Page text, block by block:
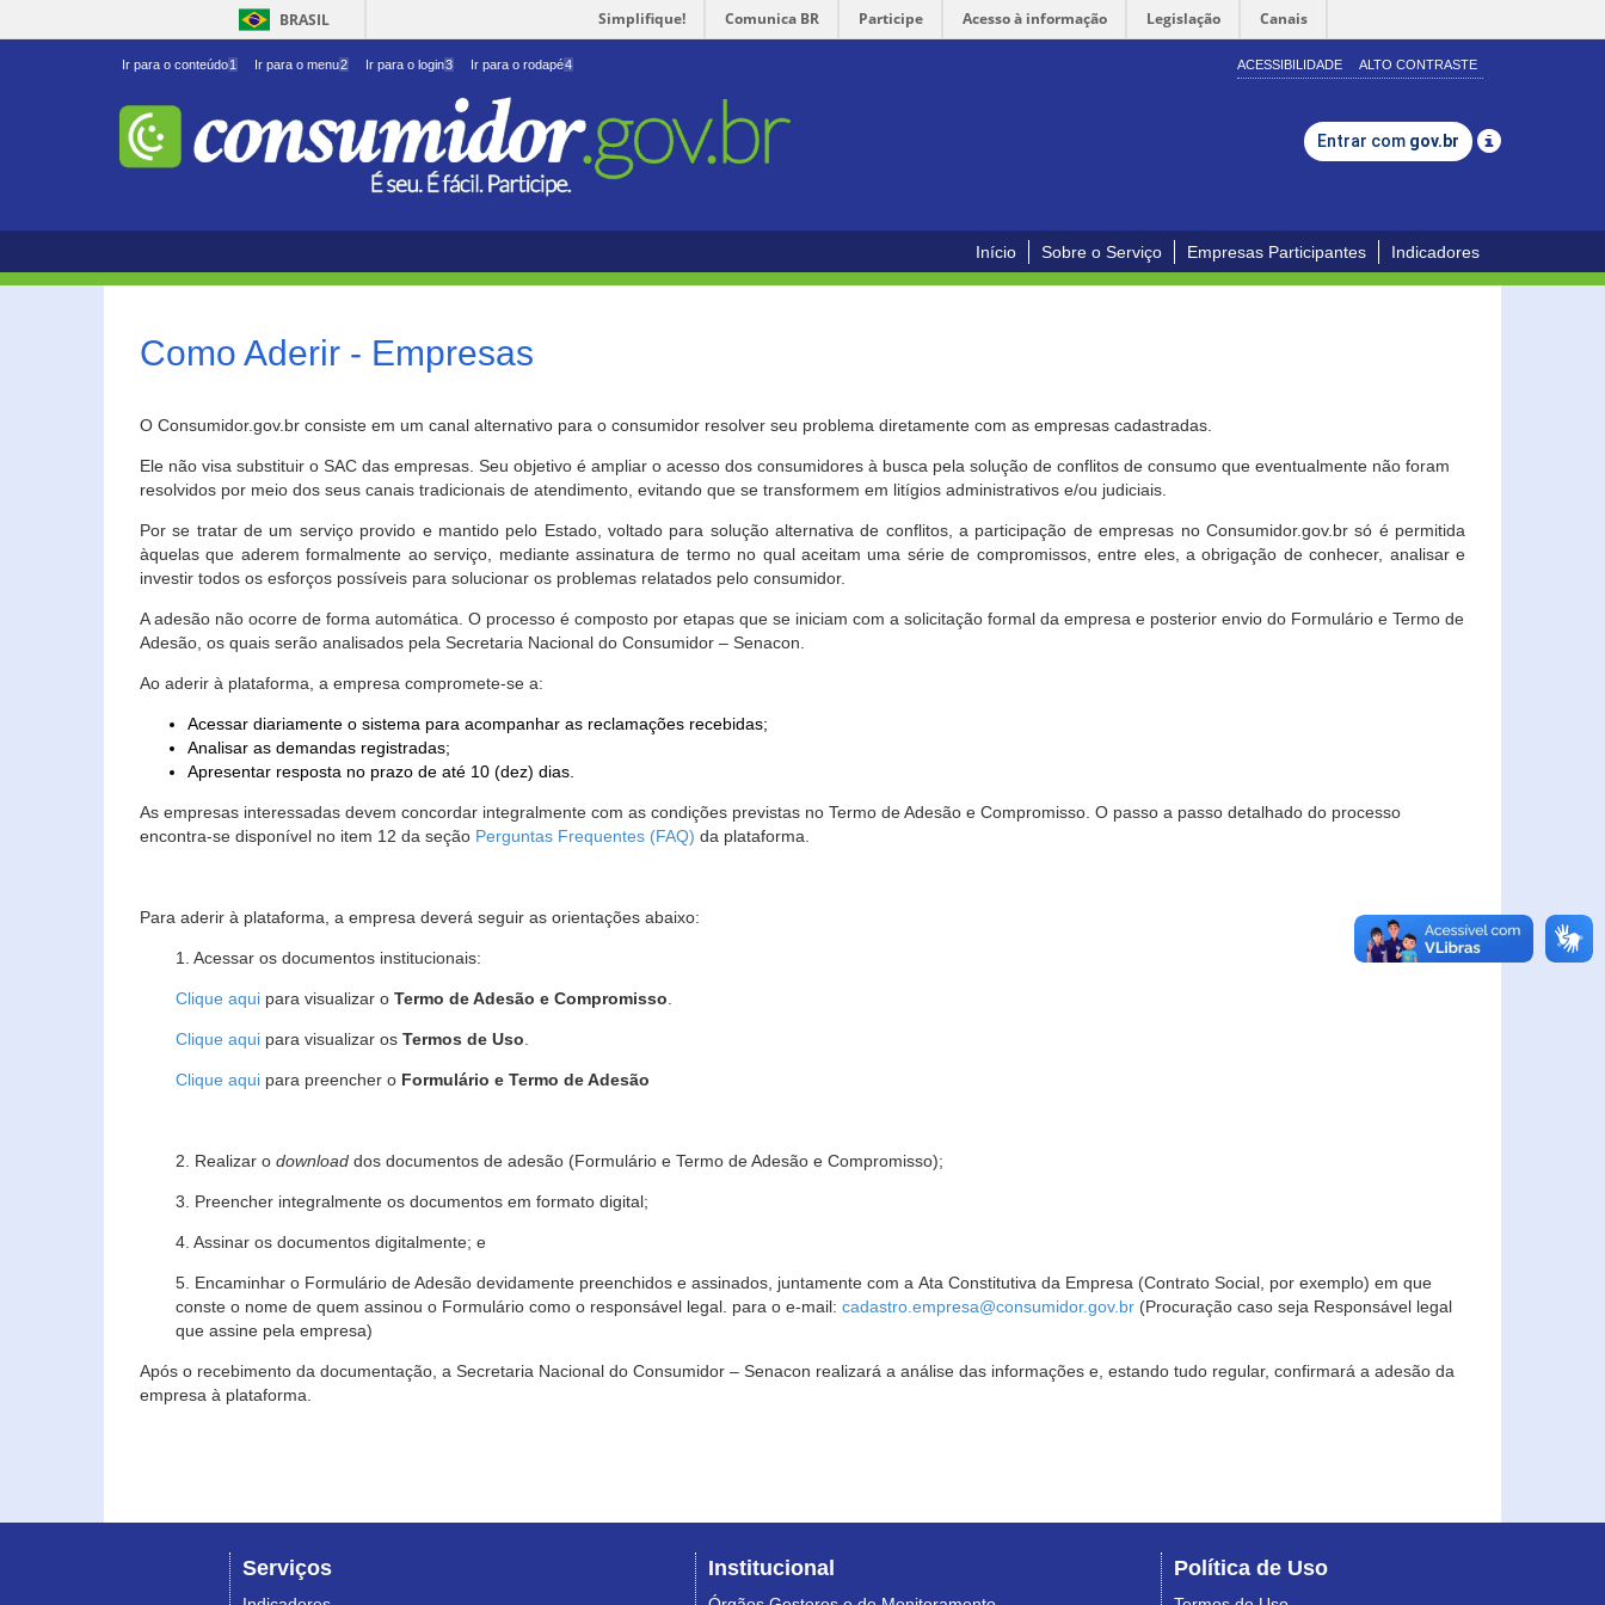
BRASIL Simplifique! Comunica BR Participe Acesso à informação Legislação Canais
Ir para o conteúdo1 Ir para o menu2 Ir para o login3 Ir para o rodapé4 ACESSIBILIDADE ALTO CONTRASTE
Entrar com gov.br
Início Sobre o Serviço Empresas Participantes Indicadores
Como Aderir - Empresas
O Consumidor.gov.br consiste em um canal alternativo para o consumidor resolver seu problema diretamente com as empresas cadastradas.
Ele não visa substituir o SAC das empresas. Seu objetivo é ampliar o acesso dos consumidores à busca pela solução de conflitos de consumo que eventualmente não foram
resolvidos por meio dos seus canais tradicionais de atendimento, evitando que se transformem em litígios administrativos e/ou judiciais.
Por se tratar de um serviço provido e mantido pelo Estado, voltado para solução alternativa de conflitos, a participação de empresas no Consumidor.gov.br só é permitida
àquelas que aderem formalmente ao serviço, mediante assinatura de termo no qual aceitam uma série de compromissos, entre eles, a obrigação de conhecer, analisar e
investir todos os esforços possíveis para solucionar os problemas relatados pelo consumidor.
A adesão não ocorre de forma automática. O processo é composto por etapas que se iniciam com a solicitação formal da empresa e posterior envio do Formulário e Termo de
Adesão, os quais serão analisados pela Secretaria Nacional do Consumidor – Senacon.
Ao aderir à plataforma, a empresa compromete-se a:
Acessar diariamente o sistema para acompanhar as reclamações recebidas;
Analisar as demandas registradas;
Apresentar resposta no prazo de até 10 (dez) dias.
As empresas interessadas devem concordar integralmente com as condições previstas no Termo de Adesão e Compromisso. O passo a passo detalhado do processo
encontra-se disponível no item 12 da seção Perguntas Frequentes (FAQ) da plataforma.
Para aderir à plataforma, a empresa deverá seguir as orientações abaixo:
1. Acessar os documentos institucionais:
Clique aqui para visualizar o Termo de Adesão e Compromisso
Clique aqui para visualizar os Termos de Uso
Clique aqui para preencher o Formulário e Termo de Adesão
2. Realizar o download dos documentos de adesão (Formulário e Termo de Adesão e Compromisso);
3. Preencher integralmente os documentos em formato digital;
4. Assinar os documentos digitalmente; e
5. Encaminhar o Formulário de Adesão devidamente preenchidos e assinados, juntamente com a Ata Constitutiva da Empresa (Contrato Social, por exemplo) em que
conste o nome de quem assinou o Formulário como o responsável legal. para o e-mail: cadastro.empresa@consumidor.gov.br (Procuração caso seja Responsável legal
que assine pela empresa)
Após o recebimento da documentação, a Secretaria Nacional do Consumidor – Senacon realizará a análise das informações e, estando tudo regular, confirmará a adesão da
empresa à plataforma.
Serviços Institucional Política de Uso